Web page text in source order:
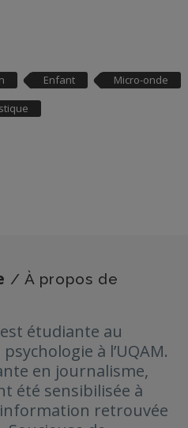
Enfant
Micro-onde
/ À propos de
étudiante au
à l’UQAM.
en journalisme,
été sensibilisée à
retrouvée